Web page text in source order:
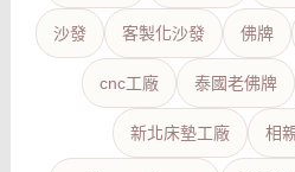
沙發 客製化沙發 佛牌
cnc工廠 泰國老佛牌
新北床墊工廠 相